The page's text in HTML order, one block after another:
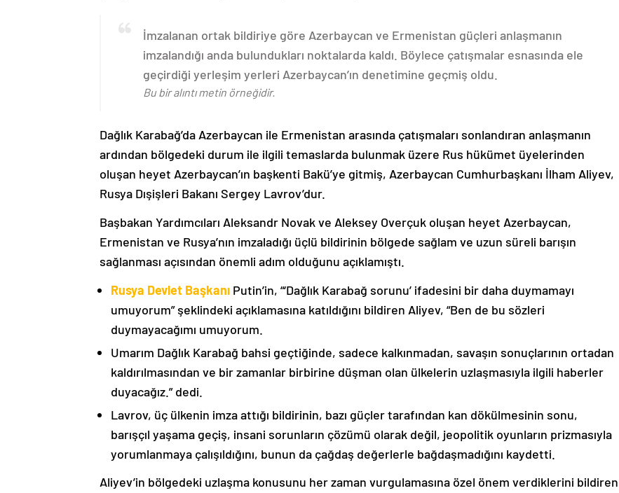
İmzalanan ortak bildiriye göre Azerbaycan ve Ermenistan güçleri anlaşmanın
imzalandığı anda bulundukları noktalarda kaldı. Böylece çatışmalar esnasında ele
geçirdiği yerleşim yerleri Azerbaycan’ın denetimine geçmiş oldu.
Bu bir alıntı metin örneğidir.
Dağlık Karabağ’da Azerbaycan ile Ermenistan arasında çatışmaları sonlandıran anlaşmanın
ardından bölgedeki durum ile ilgili temaslarda bulunmak üzere Rus hükümet üyelerinden
oluşan heyet Azerbaycan’ın başkenti Bakü’ye gitmiş, Azerbaycan Cumhurbaşkanı İlham Aliyev,
Rusya Dışişleri Bakanı Sergey Lavrov’dur.
Başbakan Yardımcıları Aleksandr Novak ve Aleksey Overçuk oluşan heyet Azerbaycan,
Ermenistan ve Rusya’nın imzaladığı üçlü bildirinin bölgede sağlam ve uzun süreli barışın
sağlanması açısından önemli adım olduğunu açıklamıştı.
Rusya Devlet Başkanı Putin’in, “‘Dağlık Karabağ sorunu’ ifadesini bir daha duymamayı
umuyorum” şeklindeki açıklamasına katıldığını bildiren Aliyev, “Ben de bu sözleri
duymayacağımı umuyorum.
Umarım Dağlık Karabağ bahsi geçtiğinde, sadece kalkınmadan, savaşın sonuçlarının ortadan
kaldırılmasından ve bir zamanlar birbirine düşman olan ülkelerin uzlaşmasıyla ilgili haberler
duyacağız.” dedi.
Lavrov, üç ülkenin imza attığı bildirinin, bazı güçler tarafından kan dökülmesinin sonu,
barışçıl yaşama geçiş, insani sorunların çözümü olarak değil, jeopolitik oyunların prizmasıyla
yorumlanmaya çalışıldığını, bunun da çağdaş değerlerle bağdaşmadığını kaydetti.
Aliyev’in bölgedeki uzlaşma konusunu her zaman vurgulamasına özel önem verdiklerini bildiren